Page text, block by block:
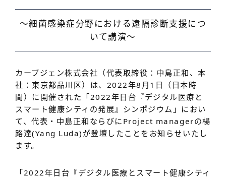
〜細菌感染症分野における遠隔診断支援につ
いて講演〜
カーブジェン株式会社（代表取締役：中島正和、本
社：東京都品川区）は、2022年8月1日（日本時
間）に開催された「2022年日台『デジタル医療と
スマート健康シティの発展』シンポジウム」におい
て、代表・中島正和ならびにProject managerの楊
路達(Yang Luda)が登壇したことをお知らせいたし
ます。
「2022年日台『デジタル医療とスマート健康シティ